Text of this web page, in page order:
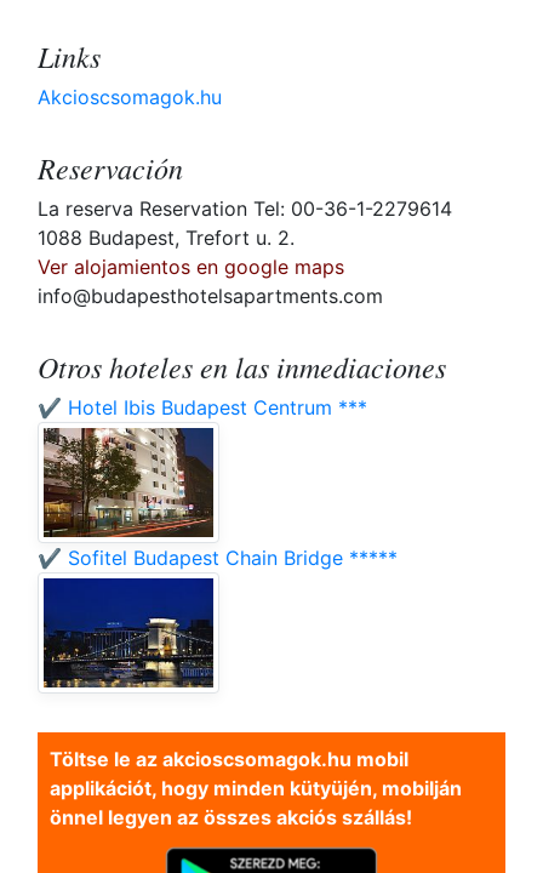
Links
Akcioscsomagok.hu
Reservación
La reserva Reservation Tel: 00-36-1-2279614
1088 Budapest, Trefort u. 2.
Ver alojamientos en google maps
info@budapesthotelsapartments.com
Otros hoteles en las inmediaciones
✔️ Hotel Ibis Budapest Centrum ***
✔️ Sofitel Budapest Chain Bridge *****
Töltse le az akcioscsomagok.hu mobil
applikációt, hogy minden kütyüjén, mobilján
önnel legyen az összes akciós szállás!